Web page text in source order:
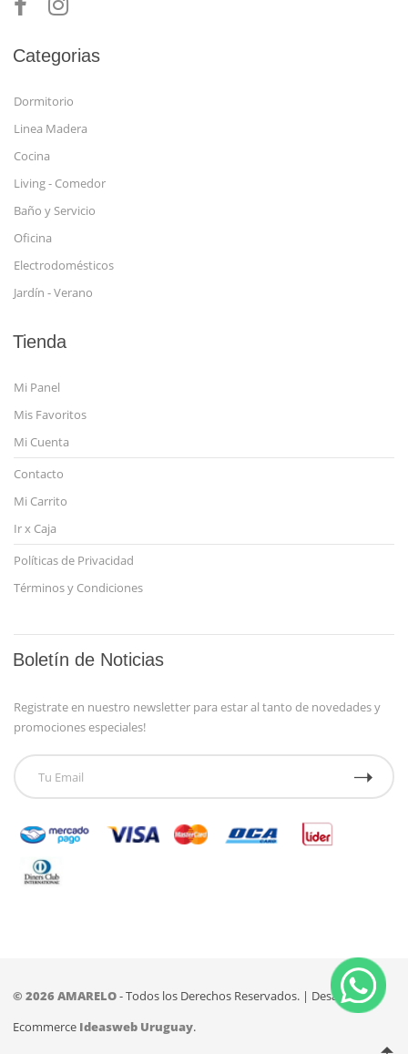
Categorias
Dormitorio
Linea Madera
Cocina
Living - Comedor
Baño y Servicio
Oficina
Electrodomésticos
Jardín - Verano
Tienda
Mi Panel
Mis Favoritos
Mi Cuenta
Contacto
Mi Carrito
Ir x Caja
Políticas de Privacidad
Términos y Condiciones
Boletín de Noticias
Registrate en nuestro newsletter para estar al tanto de novedades y
promociones especiales!
© 2026 AMARELO- Todos los Derechos Reservados. | Desarrollo
Ecommerce Ideasweb Uruguay.